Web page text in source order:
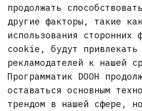
продолжать
другие факторы, такие
использования сторонних
cookie, будут привлекать
рекламодателей к нашей
Программатик DOOH
оставаться основным
трендом в нашей сфере,